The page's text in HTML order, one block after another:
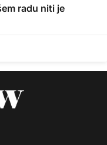
radu niti je